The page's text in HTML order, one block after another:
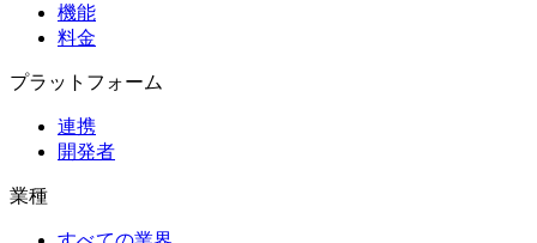
機能
料金
プラットフォーム
連携
開発者
業種